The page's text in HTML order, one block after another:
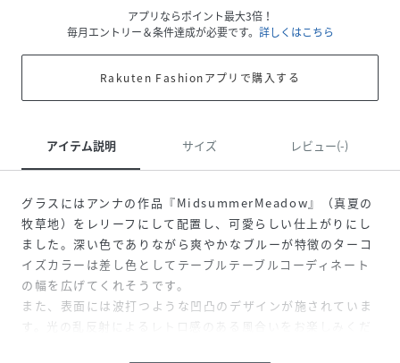
アプリならポイント最大3倍！
毎月エントリー＆条件達成が必要です。 詳しくはこちら
Rakuten Fashionアプリで購入する
アイテム説明 サイズ レビュー(-)
グラスにはアンナの作品『MidsummerMeadow』（真夏の
牧草地）をレリーフにして配置し、可愛らしい仕上がりにし
ました。深い色でありながら爽やかなブルーが特徴のターコ
イズカラーは差し色としてテーブルテーブルコーディネート
の幅を広げてくれそうです。
また、表面には波打つような凹凸のデザインが施されていま
す。光の乱反射によるレトロ感のある風合いをお楽しみくだ